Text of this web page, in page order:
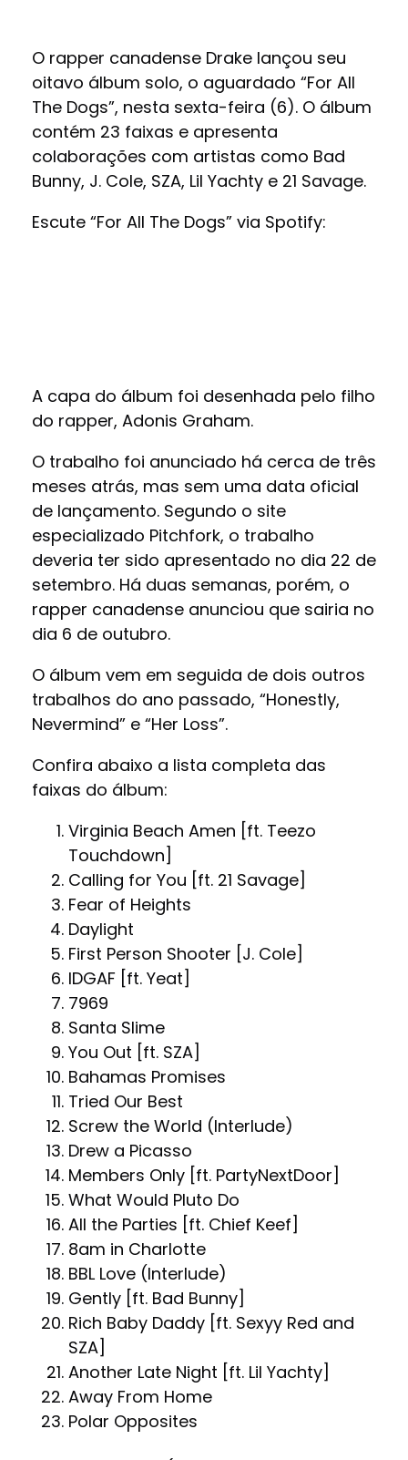
O rapper canadense Drake lançou seu
oitavo álbum solo, o aguardado “For All
The Dogs”, nesta sexta-feira (6). O álbum
contém 23 faixas e apresenta
colaborações com artistas como Bad
Bunny, J. Cole, SZA, Lil Yachty e 21 Savage.
Escute “For All The Dogs” via Spotify:
A capa do álbum foi desenhada pelo filho
do rapper, Adonis Graham.
O trabalho foi anunciado há cerca de três
meses atrás, mas sem uma data oficial
de lançamento. Segundo o site
especializado Pitchfork, o trabalho
deveria ter sido apresentado no dia 22 de
setembro. Há duas semanas, porém, o
rapper canadense anunciou que sairia no
dia 6 de outubro.
O álbum vem em seguida de dois outros
trabalhos do ano passado, “Honestly,
Nevermind” e “Her Loss”.
Confira abaixo a lista completa das
faixas do álbum:
Virginia Beach Amen [ft. Teezo
Touchdown]
Calling for You [ft. 21 Savage]
Fear of Heights
Daylight
First Person Shooter [J. Cole]
IDGAF [ft. Yeat]
7969
Santa Slime
You Out [ft. SZA]
Bahamas Promises
Tried Our Best
Screw the World (Interlude)
Drew a Picasso
Members Only [ft. PartyNextDoor]
What Would Pluto Do
All the Parties [ft. Chief Keef]
8am in Charlotte
BBL Love (Interlude)
Gently [ft. Bad Bunny]
Rich Baby Daddy [ft. Sexyy Red and
SZA]
Another Late Night [ft. Lil Yachty]
Away From Home
Polar Opposites